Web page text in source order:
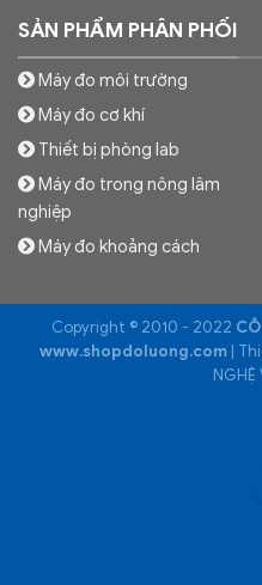
SẢN PHẨM PHÂN PHỐI
Máy đo môi trường
Máy đo cơ khí
Thiết bị phòng lab
Máy đo trong nông lâm
nghiệp
Máy đo khoảng cách
Copyright © 2010 - 2022
www.shopdoluong.com |
NGHỆ